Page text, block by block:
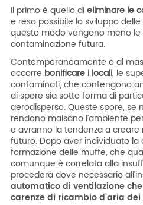
Il primo è quello dieliminare le
e reso possibile lo sviluppo
questo modo vengono meno
contaminazione futura.
Contemporaneamente o al
occorre bonificare i locali, le
contaminati, che contengono
di spore sia sotto forma di
aerodisperso. Queste spore, se
rendono malsano l’ambiente
e avranno la tendenza a
futuro. Dopo aver individuato
formazione delle muffe, che
comunque è correlata alla
procederà dove necessario
automatico di ventilazione
carenze di ricambio d’aria